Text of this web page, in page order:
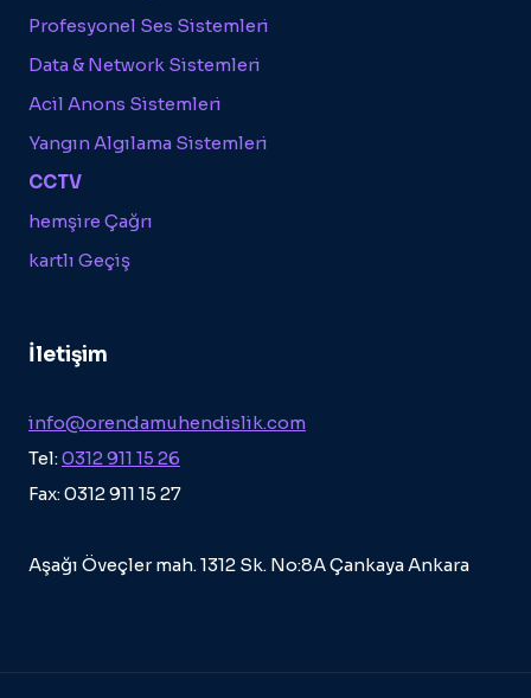
Profesyonel Ses Sistemleri
Data & Network Sistemleri
Acil Anons Sistemleri
Yangın Algılama Sistemleri
CCTV
hemşire Çağrı
kartlı Geçiş
İletişim
info@orendamuhendislik.com
Tel:0312 911 15 26
Fax: 0312 911 15 27
Aşağı Öveçler mah. 1312 Sk. No:8A Çankaya Ankara